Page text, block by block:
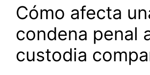
Cómo afecta
condena penal
custodia